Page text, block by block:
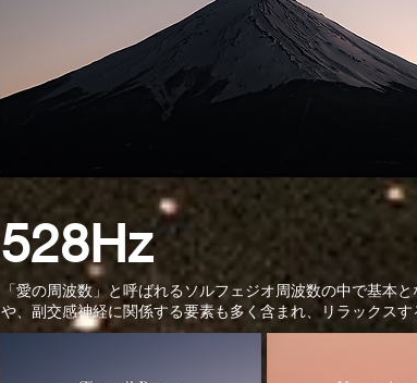
528Hz
「愛の周波数」と呼ばれるソルフェジオ周波数の中で基本
や、副交感神経に関係する要素も多く含まれ、リラックス